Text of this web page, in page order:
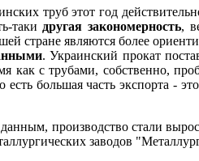
труб этот год
таки другая закономерность,
стране являются более
. Украинский прокат
с трубами, собственно,
большая часть экспорта -
производство стали
заводов